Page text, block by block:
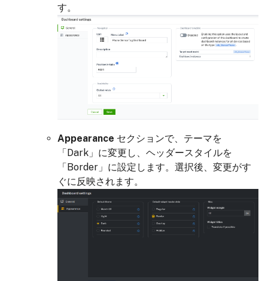
す。
Appearance セクションで、テーマを
「Dark」に変更し、ヘッダースタイルを
「Border」に設定します。選択後、変更がす
ぐに反映されます。